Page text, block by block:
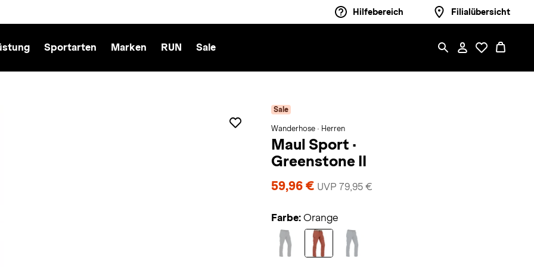
Hilfebereich Filialübersicht
Sportarten Marken RUN Sale
Sale
Wanderhose · Herren
Maul Sport ·
Greenstone II
59,96 € UVP 79,95 €
Farbe: Orange